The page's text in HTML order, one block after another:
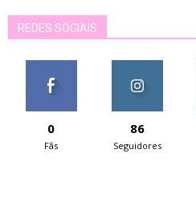
REDES SOCIAIS
0
Fãs
86
Seguidores